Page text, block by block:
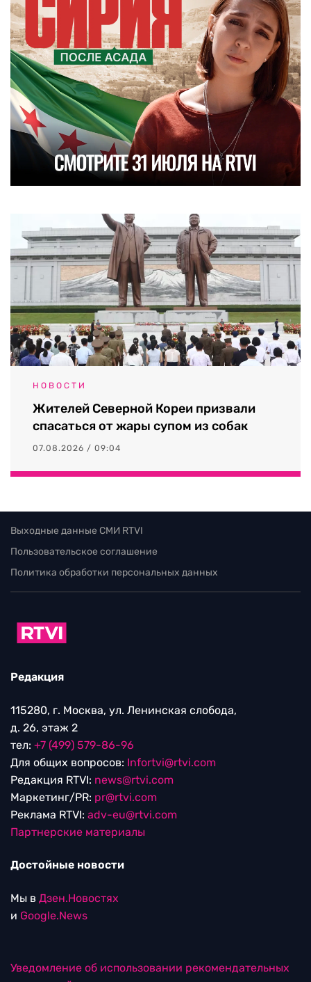
НОВОСТИ
Жителей Северной Кореи призвали
спасаться от жары супом из собак
07.08.2026 / 09:04
Выходные данные СМИ RTVI
Пользовательское соглашение
Политика обработки персональных данных
Редакция
115280, г. Москва, ул. Ленинская слобода,
д. 26, этаж 2
тел: +7 (499) 579-86-96
Для общих вопросов: Infortvi@rtvi.com
Редакция RTVI: news@rtvi.com
Маркетинг/PR: pr@rtvi.com
Реклама RTVI: adv-eu@rtvi.com
Партнерские материалы
Достойные новости
Мы в Дзен.Новостях
и Google.News
Уведомление об использовании рекомендательных